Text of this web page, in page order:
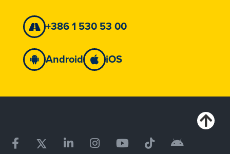
+386 1 530 53 00
Android iOS